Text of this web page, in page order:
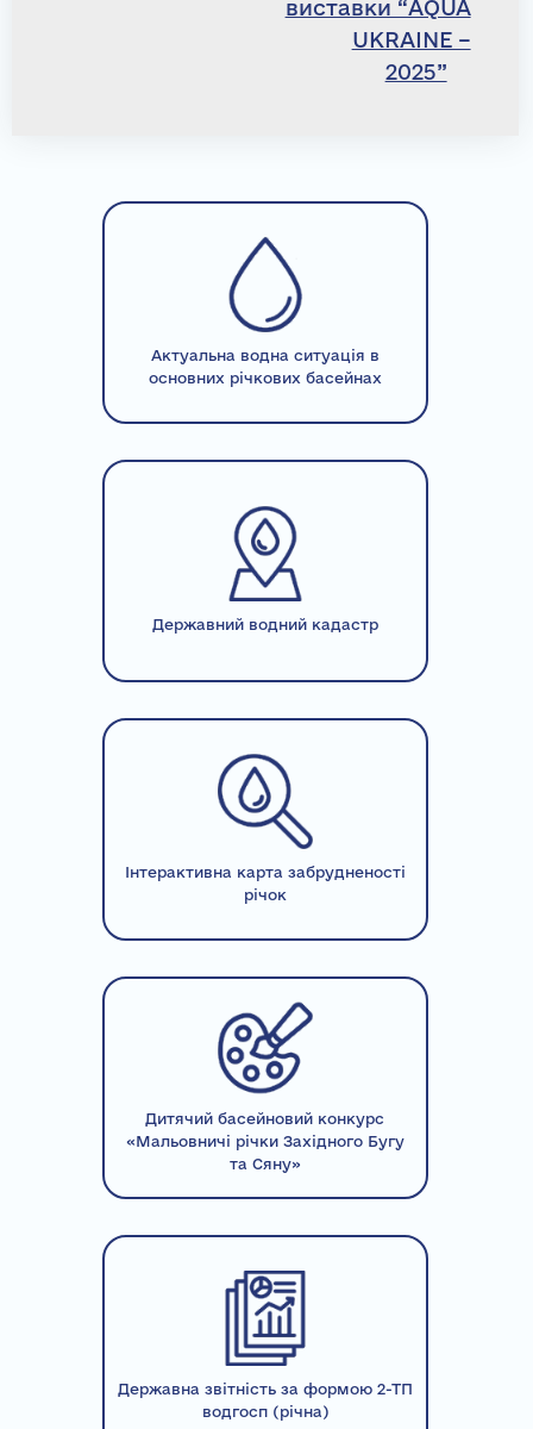
виставки “AQUA
UKRAINE –
2025”
Актуальна водна ситуація в
основних річкових басейнах
Державний водний кадастр
Інтерактивна карта забрудненості
річок
Дитячий басейновий конкурс
«Мальовничі річки Західного Бугу
та Сяну»
Державна звітність за формою 2-ТП
водгосп (річна)